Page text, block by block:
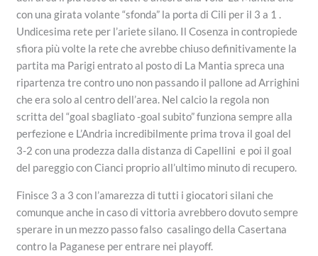
con una girata volante “sfonda” la porta di Cili per il 3 a 1 .
Undicesima rete per l’ariete silano. Il Cosenza in contropiede
sfiora più volte la rete che avrebbe chiuso definitivamente la
partita ma Parigi entrato al posto di La Mantia spreca una
ripartenza tre contro uno non passando il pallone ad Arrighini
che era solo al centro dell’area. Nel calcio la regola non
scritta del “goal sbagliato -goal subito” funziona sempre alla
perfezione e L’Andria incredibilmente prima trova il goal del
3-2 con una prodezza dalla distanza di Capellini e poi il goal
del pareggio con Cianci proprio all’ultimo minuto di recupero.
Finisce 3 a 3 con l’amarezza di tutti i giocatori silani che
comunque anche in caso di vittoria avrebbero dovuto sempre
sperare in un mezzo passo falso casalingo della Casertana
contro la Paganese per entrare nei playoff.